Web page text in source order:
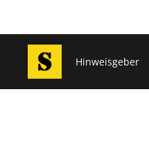
Hinweisgeber